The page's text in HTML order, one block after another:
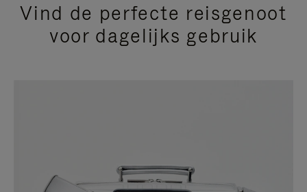
Vind de perfecte reisgenoot
voor dagelijks gebruik